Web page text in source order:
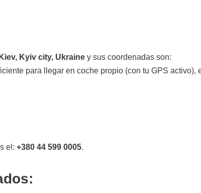
Kyiv city, Ukraine y sus coordenadas son:
para llegar en coche propio (con tu GPS activo),
el: +380 44 599 0005.